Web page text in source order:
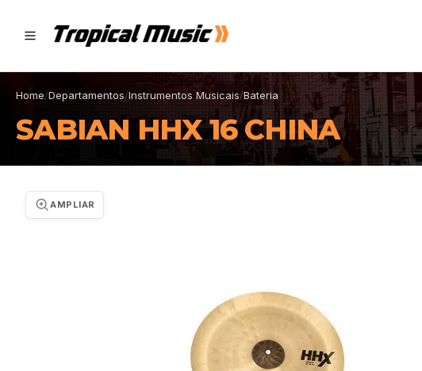
Home/Departamentos/Instrumentos Musicais/Bateria
SABIAN HHX 16 CHINA
AMPLIAR